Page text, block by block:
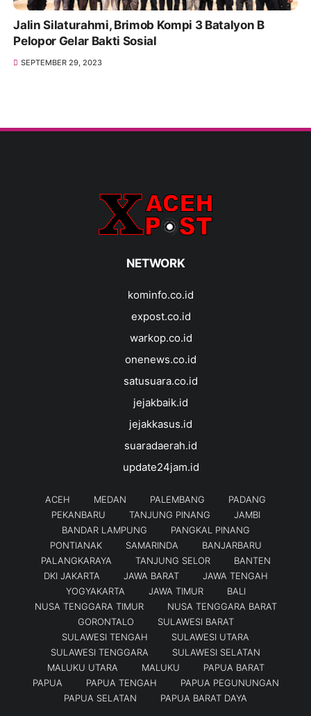
Jalin Silaturahmi, Brimob Kompi 3 Batalyon B
Pelopor Gelar Bakti Sosial
SEPTEMBER 29, 2023
NETWORK
kominfo.co.id
expost.co.id
warkop.co.id
onenews.co.id
satusuara.co.id
jejakbaik.id
jejakkasus.id
suaradaerah.id
update24jam.id
ACEH MEDAN PALEMBANG
PADANG
PEKANBARU
TANJUNG PINANG
JAMBI
BANDAR LAMPUNG
PANGKAL PINANG
PONTIANAK
SAMARINDA
BANJARBARU
PALANGKARAYA
TANJUNG SELOR
BANTEN
DKI JAKARTA
JAWA BARAT
JAWA TENGAH
YOGYAKARTA
JAWA TIMUR
BALI
NUSA TENGGARA TIMUR
NUSA TENGGARA BARAT
GORONTALO
SULAWESI BARAT
SULAWESI TENGAH
SULAWESI UTARA
SULAWESI TENGGARA
SULAWESI SELATAN
MALUKU UTARA
MALUKU
PAPUA BARAT
PAPUA
PAPUA TENGAH
PAPUA PEGUNUNGAN
PAPUA SELATAN
PAPUA BARAT DAYA